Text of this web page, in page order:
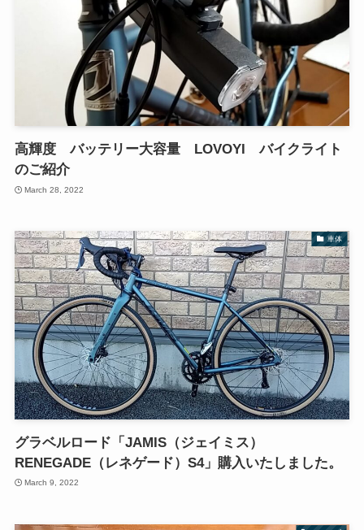
高輝度 バッテリー大容量 LOVOYI バイクライト
のご紹介
March 28, 2022
車体
グラベルロード「JAMIS（ジェイミス）
RENEGADE（レネゲード）S4」購入いたしました。
March 9, 2022